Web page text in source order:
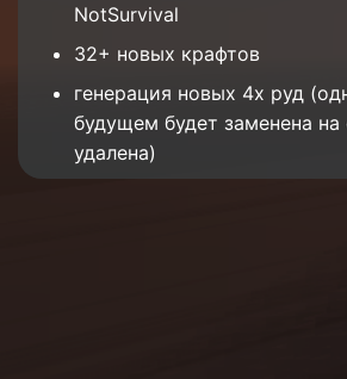
NotSurvival
32+ новых крафтов
генерация новых 4х руд
будущем будет заменена на
удалена)